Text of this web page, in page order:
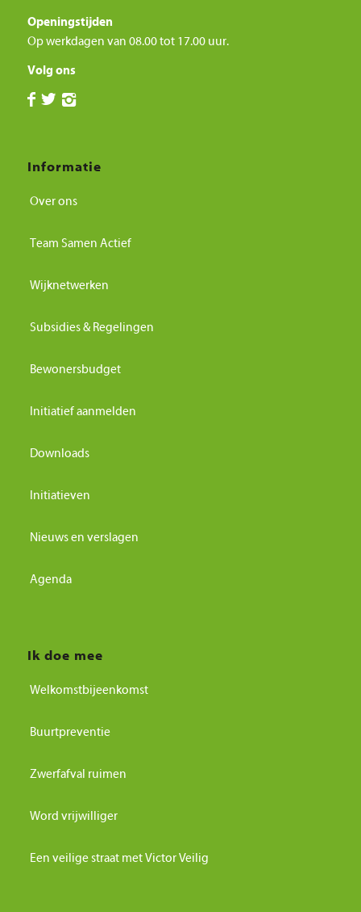
Openingstijden
Op werkdagen van 08.00 tot 17.00 uur.
Volg ons
Informatie
Over ons
Team Samen Actief
Wijknetwerken
Subsidies & Regelingen
Bewonersbudget
Initiatief aanmelden
Downloads
Initiatieven
Nieuws en verslagen
Agenda
Ik doe mee
Welkomstbijeenkomst
Buurtpreventie
Zwerfafval ruimen
Word vrijwilliger
Een veilige straat met Victor Veilig